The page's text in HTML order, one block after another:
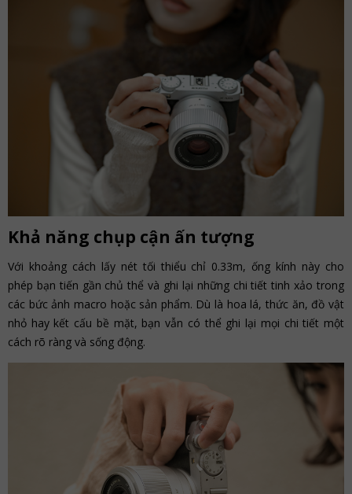
Khả năng chụp cận ấn tượng
Với khoảng cách lấy nét tối thiểu chỉ 0.33m, ống kính này cho
phép bạn tiến gần chủ thể và ghi lại những chi tiết tinh xảo trong
các bức ảnh macro hoặc sản phẩm. Dù là hoa lá, thức ăn, đồ vật
nhỏ hay kết cấu bề mặt, bạn vẫn có thể ghi lại mọi chi tiết một
cách rõ ràng và sống động.